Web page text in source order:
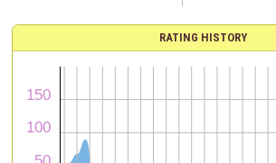
RATING HISTORY